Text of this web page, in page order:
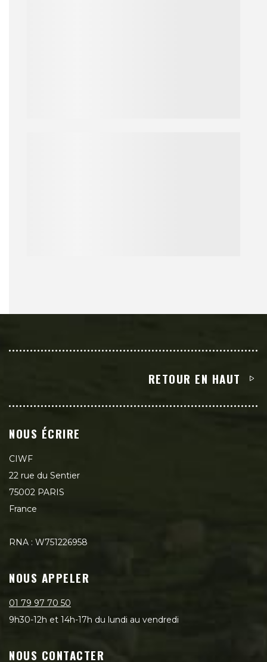
RETOUR EN HAUT
NOUS ÉCRIRE
CIWF
22 rue du Sentier
75002 PARIS
France
RNA : W751226958
NOUS APPELER
01 79 97 70 50
9h30-12h et 14h-17h du lundi au vendredi
NOUS CONTACTER